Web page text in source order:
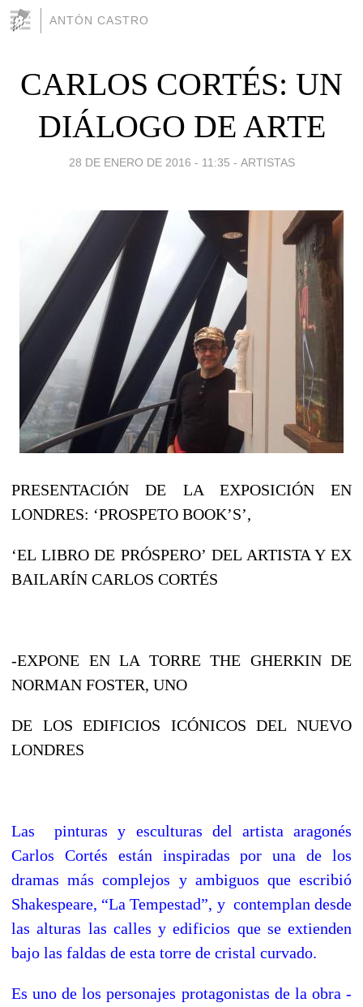
ANTÓN CASTRO
CARLOS CORTÉS: UN
DIÁLOGO DE ARTE
28 DE ENERO DE 2016 - 11:35 - ARTISTAS
PRESENTACIÓN DE LA EXPOSICIÓN EN
LONDRES: ‘PROSPETO BOOK’S’,
‘EL LIBRO DE PRÓSPERO’ DEL ARTISTA Y EX
BAILARÍN CARLOS CORTÉS
-EXPONE EN LA TORRE THE GHERKIN DE
NORMAN FOSTER, UNO
DE LOS EDIFICIOS ICÓNICOS DEL NUEVO
LONDRES
Las pinturas y esculturas del artista aragonés
Carlos Cortés están inspiradas por una de los
dramas más complejos y ambiguos que escribió
Shakespeare, “La Tempestad”, y contemplan desde
las alturas las calles y edificios que se extienden
bajo las faldas de esta torre de cristal curvado.
Es uno de los personajes protagonistas de la obra -